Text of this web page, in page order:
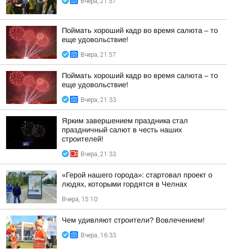
Поймать хороший кадр во время салюта – то
еще удовольствие!
Вчера, 21:57
Поймать хороший кадр во время салюта – то
еще удовольствие!
Вчера, 21:33
Ярким завершением праздника стал
праздничный салют в честь наших
строителей!
Вчера, 21:33
«Герой нашего города»: стартовал проект о
людях, которыми гордятся в Челнах
Вчера, 15:10
Чем удивляют строители? Вовлечением!
Вчера, 16:33